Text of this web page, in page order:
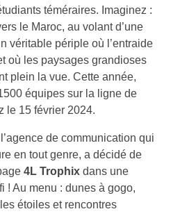
téméraires. Imaginez :
le Maroc, au volant d’une
véritable périple où l’entraide
où les paysages grandioses
plein la vue. Cette année,
équipes sur la ligne de
le 15 février 2024.
l’agence de communication qui
en tout genre, a décidé de
4L Trophix dans une
! Au menu : dunes à gogo,
étoiles et rencontres